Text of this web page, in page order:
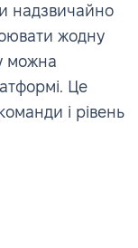
надзвичайно
жодну
можна
Це
і рівень